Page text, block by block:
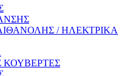
/ ΗΛΕΚΤΡΙΚΑ
ΚΟΥΒΕΡΤΕΣ